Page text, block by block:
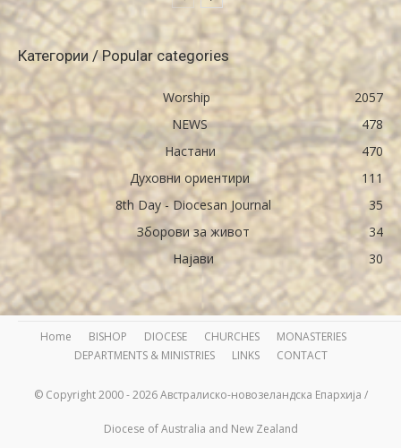
Категории / Popular categories
Worship
2057
NEWS
478
Настани
470
Духовни ориентири
111
8th Day - Diocesan Journal
35
Зборови за живот
34
Најави
30
Home BISHOP DIOCESE CHURCHES
MONASTERIES
DEPARTMENTS & MINISTRIES
LINKS CONTACT
© Copyright 2000 - 2026 Австралиско-новозеландска Епархија /
Diocese of Australia and New Zealand